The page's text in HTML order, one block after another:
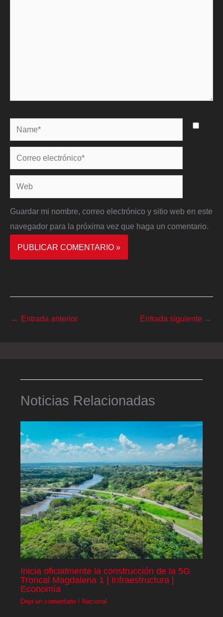
Name*
Correo
electrónico*
Web
Guardar mi nombre, correo electrónico y sitio web en este
navegador para la próxima vez que haga un comentario.
← Entrada anterior Entrada siguiente →
Noticias Relacionadas
Inicia oficialmente la construcción de la 5G
Troncal Magdalena 1 | Infraestructura |
Economía
Deja un comentario / Nacional